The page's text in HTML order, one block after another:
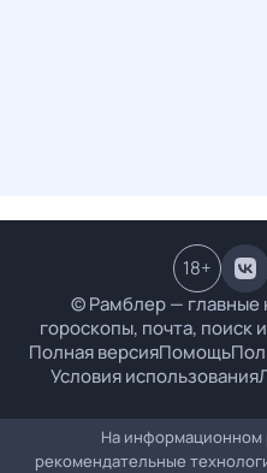
© Рамблер — главные
гороскопы, почта, поиск
Полная версияПомощь
Условия использования
18+
На информационном
рекомендательные